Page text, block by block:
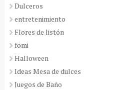
Dulceros
entretenimiento
Flores de listón
fomi
Halloween
Ideas Mesa de dulces
Juegos de Baño